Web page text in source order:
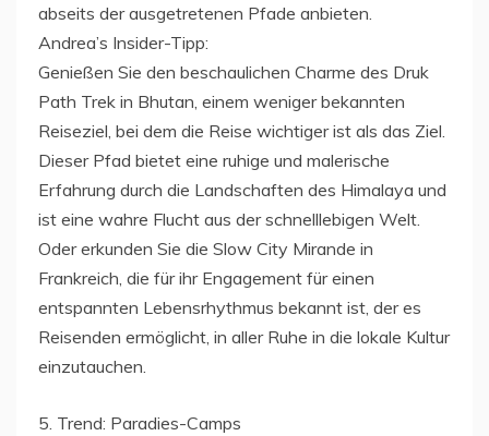
abseits der ausgetretenen Pfade anbieten.
Andrea’s Insider-Tipp:
Genießen Sie den beschaulichen Charme des Druk
Path Trek in Bhutan, einem weniger bekannten
Reiseziel, bei dem die Reise wichtiger ist als das Ziel.
Dieser Pfad bietet eine ruhige und malerische
Erfahrung durch die Landschaften des Himalaya und
ist eine wahre Flucht aus der schnelllebigen Welt.
Oder erkunden Sie die Slow City Mirande in
Frankreich, die für ihr Engagement für einen
entspannten Lebensrhythmus bekannt ist, der es
Reisenden ermöglicht, in aller Ruhe in die lokale Kultur
einzutauchen.
5. Trend: Paradies-Camps